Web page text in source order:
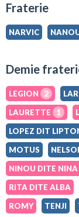
Fraterie
NARVIC
Demie
LEGION 2
LAURETTE
1
LOPEZ DIT
MOTUS
NINOU DITE NINA
RITA DITE ALBA
ROMY
TENJI